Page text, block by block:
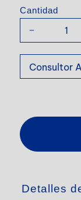
Cantidad
Detalles